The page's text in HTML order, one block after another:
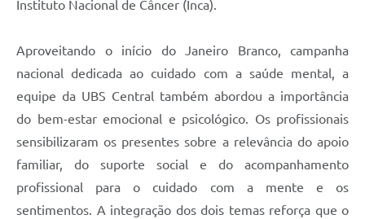
Instituto Nacional de Câncer (Inca).
Aproveitando o início do Janeiro Branco, campanha
nacional dedicada ao cuidado com a saúde mental, a
equipe da UBS Central também abordou a importância
do bem-estar emocional e psicológico. Os profissionais
sensibilizaram os presentes sobre a relevância do apoio
familiar, do suporte social e do acompanhamento
profissional para o cuidado com a mente e os
sentimentos. A integração dos dois temas reforça que o